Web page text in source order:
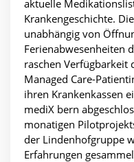
aktuelle
Krankengeschichte.
unabhängig von
Ferienabwesenheiten
raschen
Managed Care-
ihren Krankenkassen
mediX bern
monatigen
der Lindenhofgruppe
Erfahrungen